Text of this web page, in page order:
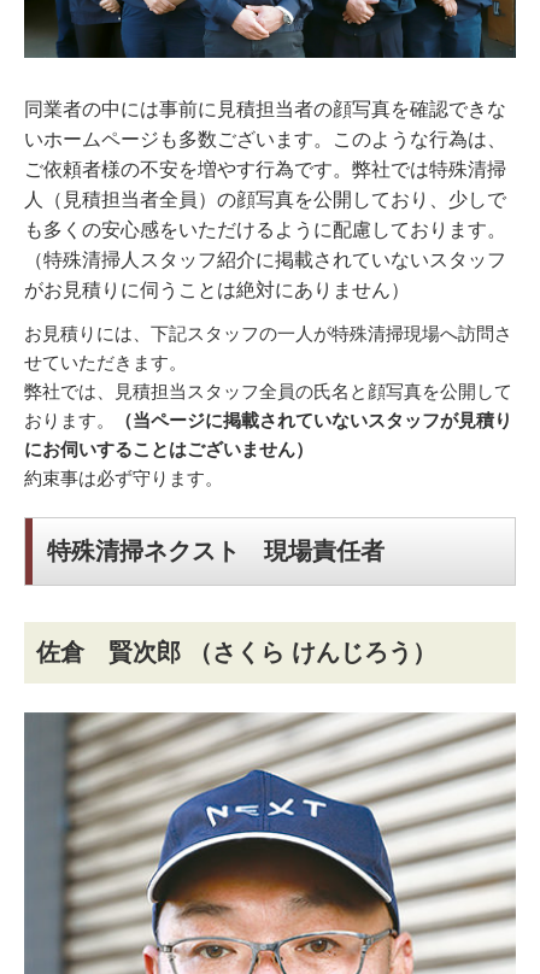
同業者の中には事前に見積担当者の顔写真を確認できな
いホームページも多数ございます。このような行為は、
ご依頼者様の不安を増やす行為です。弊社では特殊清掃
人（見積担当者全員）の顔写真を公開しており、少しで
も多くの安心感をいただけるように配慮しております。
（特殊清掃人スタッフ紹介に掲載されていないスタッフ
がお見積りに伺うことは絶対にありません）
お見積りには、下記スタッフの一人が特殊清掃現場へ訪問さ
せていただきます。
弊社では、見積担当スタッフ全員の氏名と顔写真を公開して
おります。
（当ページに掲載されていないスタッフが見積り
にお伺いすることはございません）
約束事は必ず守ります。
特殊清掃ネクスト 現場責任者
佐倉 賢次郎 （さくら けんじろう）